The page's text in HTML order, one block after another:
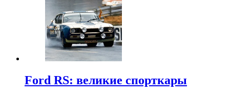
Ford RS: великие спорткары